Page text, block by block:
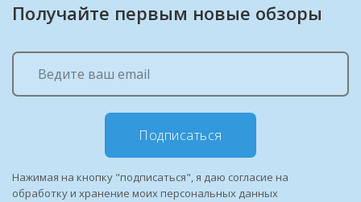
Получайте первым новые обзоры
Подписаться
Нажимая на кнопку "подписаться", я даю согласие на
обработку и хранение моих персональных данных